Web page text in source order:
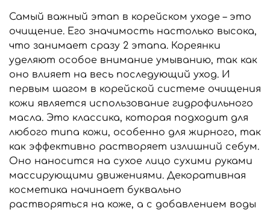
Самый важный этап в корейском уходе – это
очищение. Его значимость настолько высока,
что занимает сразу 2 этапа. Кореянки
уделяют особое внимание умыванию, так как
оно влияет на весь последующий уход. И
первым шагом в корейской системе очищения
кожи является использование гидрофильного
масла. Это классика, которая подходит для
любого типа кожи, особенно для жирного, так
как эффективно растворяет излишний себум.
Оно наносится на сухое лицо сухими руками
массирующими движениями. Декоративная
косметика начинает буквально
растворяться на коже, а с добавлением воды